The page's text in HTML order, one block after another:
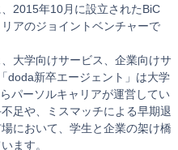
2015年10月に設立されたBiC
アのジョイントベンチャーで
大学向けサービス、企業向けサ
doda新卒エージェント」は大学
パーソルキャリアが運営してい
足や、ミスマッチによる早期退
において、学生と企業の架け橋
ます。